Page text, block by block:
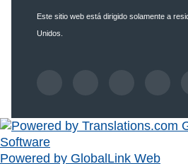
Este sitio web está dirigido solamente a
Unidos.
Powered by GlobalLink Web